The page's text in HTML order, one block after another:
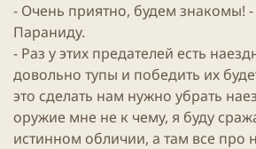
- Очень приятно, будем знакомы! -
Параниду.
- Раз у этих предателей есть
довольно тупы и победить их
это сделать нам нужно убрать
оружие мне не к чему, я буду
истинном обличии, а там все про